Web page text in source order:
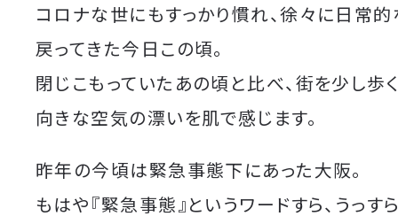
コロナな世にもすっかり慣れ、徐々に日常
戻ってきた今日この頃。
閉じこもっていたあの頃と比べ、街を少し歩
向きな空気の漂いを肌で感じます。
昨年の今頃は緊急事態下にあった大阪。
もはや『緊急事態』というワードすら、うっす